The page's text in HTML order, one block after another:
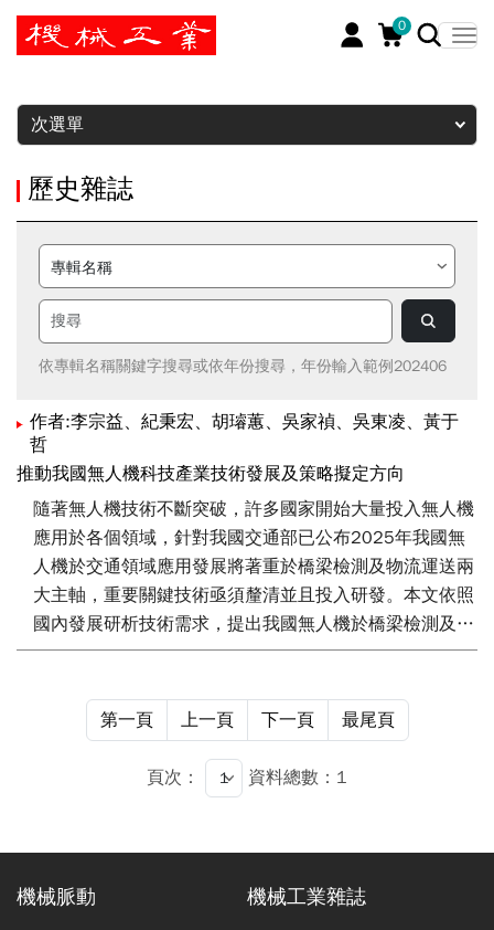
0
暫停
次選單
歷史雜誌
依專輯名稱關鍵字搜尋或依年份搜尋，年份輸入範例202406
作者:李宗益、紀秉宏、胡璿蕙、吳家禎、吳東凌、黃于
哲
推動我國無人機科技產業技術發展及策略擬定方向
隨著無人機技術不斷突破，許多國家開始大量投入無人機
應用於各個領域，針對我國交通部已公布2025年我國無
人機於交通領域應用發展將著重於橋梁檢測及物流運送兩
大主軸，重要關鍵技術亟須釐清並且投入研發。本文依照
國內發展研析技術需求，提出我國無人機於橋梁檢測及物
流運送關鍵技術發展項目，並擬定推動策略建議，可提供
第一頁
上一頁 下一頁 最尾頁
頁次： 資料總數：1
機械脈動 機械工業雜誌